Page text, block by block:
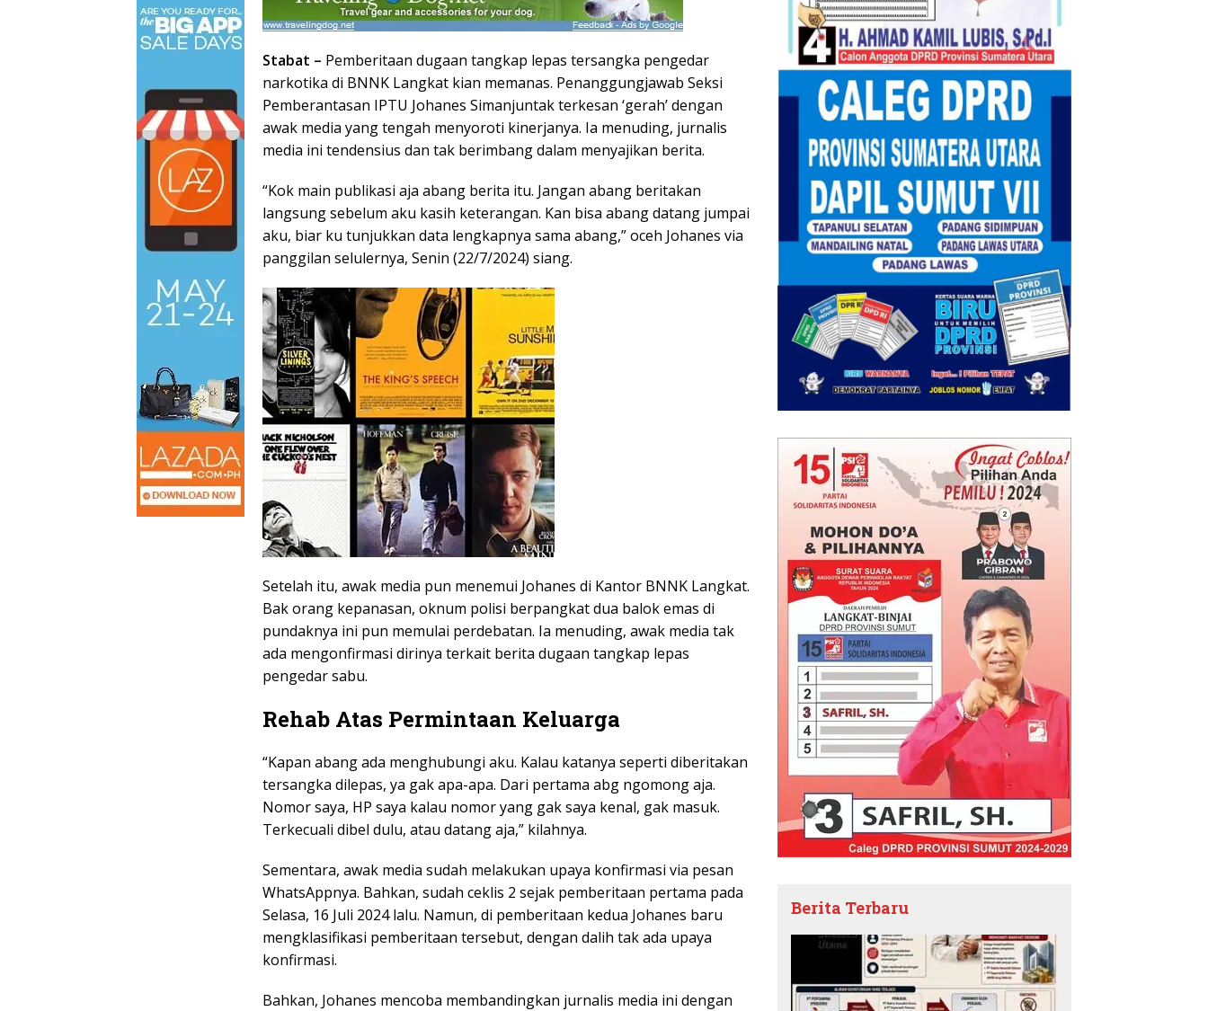
Stabat – Pemberitaan dugaan tangkap lepas tersangka pengedar
narkotika di BNNK Langkat kian memanas. Penanggungjawab Seksi
Pemberantasan IPTU Johanes Simanjuntak terkesan ‘gerah’ dengan
awak media yang tengah menyoroti kinerjanya. Ia menuding, jurnalis
media ini tendensius dan tak berimbang dalam menyajikan berita.
“Kok main publikasi aja abang berita itu. Jangan abang beritakan
langsung sebelum aku kasih keterangan. Kan bisa abang datang jumpai
aku, biar ku tunjukkan data lengkapnya sama abang,” oceh Johanes via
panggilan selulernya, Senin (22/7/2024) siang.
Setelah itu, awak media pun menemui Johanes di Kantor BNNK Langkat.
Bak orang kepanasan, oknum polisi berpangkat dua balok emas di
pundaknya ini pun memulai perdebatan. Ia menuding, awak media tak
ada mengonfirmasi dirinya terkait berita dugaan tangkap lepas
pengedar sabu.
Rehab Atas Permintaan Keluarga
“Kapan abang ada menghubungi aku. Kalau katanya seperti diberitakan
tersangka dilepas, ya gak apa-apa. Dari pertama abg ngomong aja.
Nomor saya, HP saya kalau nomor yang gak saya kenal, gak masuk.
Terkecuali dibel dulu, atau datang aja,” kilahnya.
Sementara, awak media sudah melakukan upaya konfirmasi via pesan
WhatsAppnya. Bahkan, sudah ceklis 2 sejak pemberitaan pertama pada
Selasa, 16 Juli 2024 lalu. Namun, di pemberitaan kedua Johanes baru
mengklasifikasi pemberitaan tersebut, dengan dalih tak ada upaya
konfirmasi.
Bahkan, Johanes mencoba membandingkan jurnalis media ini dengan
Berita Terbaru